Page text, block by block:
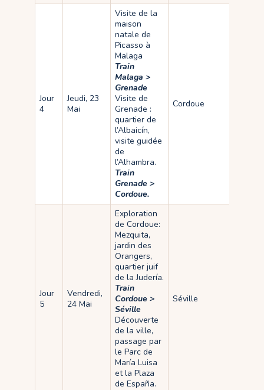
Jour
4
Jeudi, 23
Mai
Visite de la
maison
natale de
Picasso à
Malaga
Train
Malaga >
Grenade
Visite de
Grenade :
quartier de
l’Albaicín,
visite guidée
de
l’Alhambra.
Train
Grenade >
Cordoue.
Cordoue
Jour
5
Vendredi,
24 Mai
Exploration
de Cordoue:
Mezquita,
jardin des
Orangers,
quartier juif
de la Judería.
Train
Cordoue >
Séville
Découverte
de la ville,
passage par
le Parc de
María Luisa
et la Plaza
de España.
Séville